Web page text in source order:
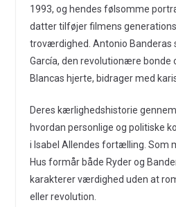
1993, og hendes følsomme
datter tilføjer filmens
troværdighed. Antonio Banderas
García, den revolutionære bonde
Blancas hjerte, bidrager med
Deres kærlighedshistorie
hvordan personlige og politiske
i Isabel Allendes fortælling. Som
Hus formår både Ryder og
karakterer værdighed uden at
eller revolution.